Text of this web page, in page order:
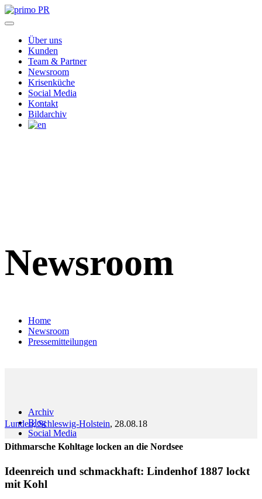
Über uns
Kunden
Team & Partner
Newsroom
Krisenküche
Social Media
Kontakt
Bildarchiv
Newsroom
Home
Newsroom
Pressemitteilungen
Archiv
Blog
Social Media
Lunden; Schleswig-Holstein, 28.08.18
Dithmarsche Kohltage locken an die Nordsee
Ideenreich und schmackhaft: Lindenhof 1887 lockt
mit Kohl